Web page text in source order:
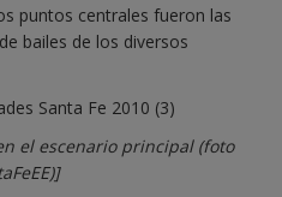
puntos centrales fueron las
bailes de los diversos
el escenario principal (foto